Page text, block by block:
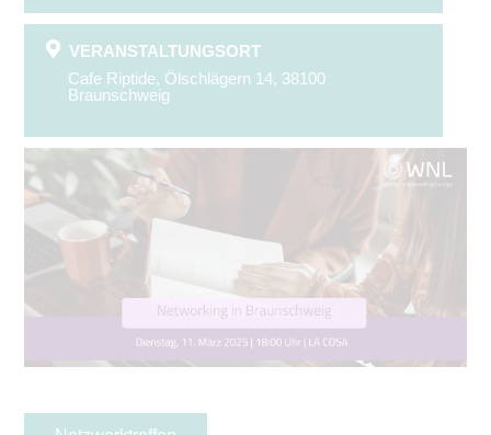
VERANSTALTUNGSORT
Cafe Riptide, Ölschlägern 14, 38100
Braunschweig